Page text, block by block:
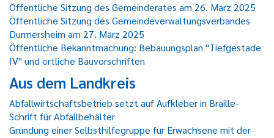
Öffentliche Sitzung des Gemeinderates am 26. März 2025
Öffentliche Sitzung des Gemeindeverwaltungsverbandes
Durmersheim am 27. März 2025
Öffentliche Bekanntmachung: Bebauungsplan "Tiefgestade
IV" und örtliche Bauvorschriften
Aus dem Landkreis
Abfallwirtschaftsbetrieb setzt auf Aufkleber in Braille-
Schrift für Abfallbehälter
Gründung einer Selbsthilfegruppe für Erwachsene mit der